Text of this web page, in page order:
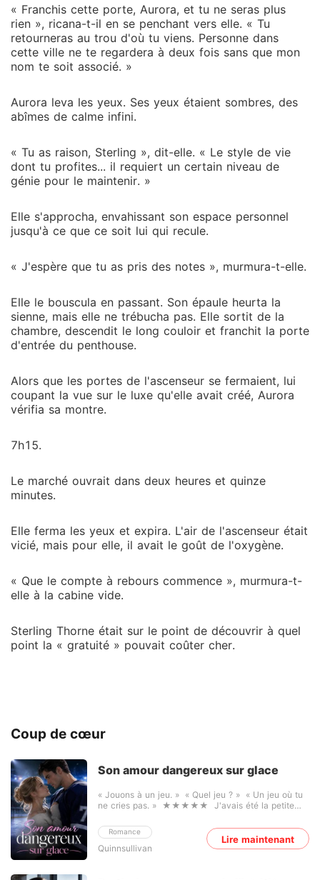
« Franchis cette porte, Aurora, et tu ne seras plus
rien », ricana-t-il en se penchant vers elle. « Tu
retourneras au trou d'où tu viens. Personne dans
cette ville ne te regardera à deux fois sans que mon
nom te soit associé. »
Aurora leva les yeux. Ses yeux étaient sombres, des
abîmes de calme infini.
« Tu as raison, Sterling », dit-elle. « Le style de vie
dont tu profites... il requiert un certain niveau de
génie pour le maintenir. »
Elle s'approcha, envahissant son espace personnel
jusqu'à ce que ce soit lui qui recule.
« J'espère que tu as pris des notes », murmura-t-elle.
Elle le bouscula en passant. Son épaule heurta la
sienne, mais elle ne trébucha pas. Elle sortit de la
chambre, descendit le long couloir et franchit la porte
d'entrée du penthouse.
Alors que les portes de l'ascenseur se fermaient, lui
coupant la vue sur le luxe qu'elle avait créé, Aurora
vérifia sa montre.
7h15.
Le marché ouvrait dans deux heures et quinze
minutes.
Elle ferma les yeux et expira. L'air de l'ascenseur était
vicié, mais pour elle, il avait le goût de l'oxygène.
« Que le compte à rebours commence », murmura-t-
elle à la cabine vide.
Sterling Thorne était sur le point de découvrir à quel
point la « gratuité » pouvait coûter cher.
Coup de cœur
Son amour dangereux sur glace
Romance
Quinnsullivan
« Jouons à un jeu. » « Quel jeu ? » « Un jeu où tu
ne cries pas. » ★★★★★ J'avais été la petite
pendant deux ans. J'avais bravé la pluie pour
assister à ses entraînements. J'avais parcouru des
heures de route juste pour le voir s'échauffer sur le
Lire maintenant